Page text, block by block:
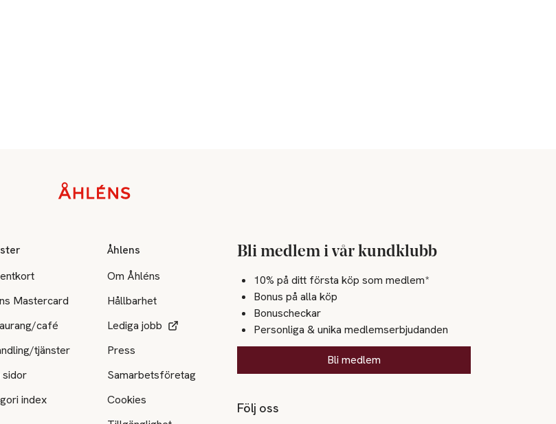
Mastercard
café
tjänster
sidor
index
Åhlens
Om Åhléns
Hållbarhet
Lediga jobb
Press
Samarbetsföretag
Cookies
Bli medlem i vår kundklubb
10% på ditt första köp som medlem*
Bonus på alla köp
Bonuscheckar
Personliga & unika medlemserbjudanden
Bli medlem
Följ oss